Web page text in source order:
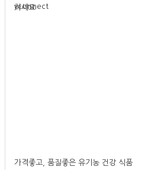
하세요
yconnect
가격좋고, 품질좋은 유기농 건강 식품